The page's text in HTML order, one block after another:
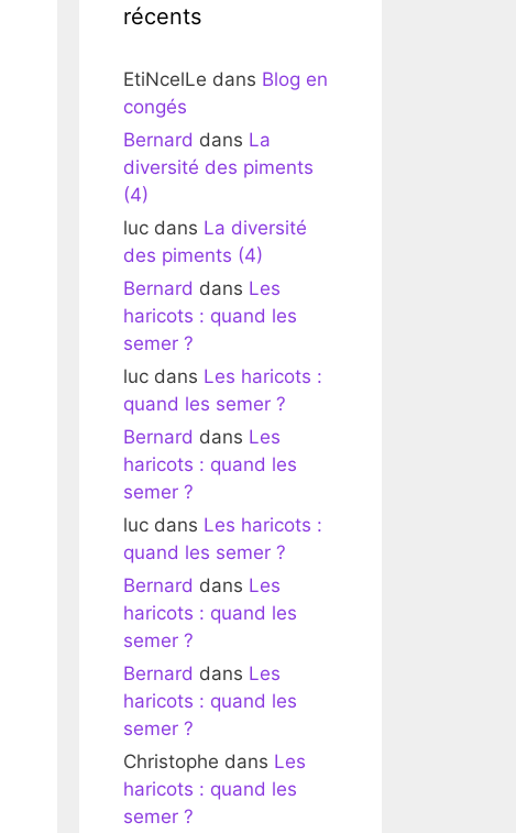
récents
EtiNcelLe dans Blog en
congés
Bernard dans La
diversité des piments
(4)
luc dans La diversité
des piments (4)
Bernard dans Les
haricots : quand les
semer ?
luc dans Les haricots :
quand les semer ?
Bernard dans Les
haricots : quand les
semer ?
luc dans Les haricots :
quand les semer ?
Bernard dans Les
haricots : quand les
semer ?
Bernard dans Les
haricots : quand les
semer ?
Christophe dans Les
haricots : quand les
semer ?